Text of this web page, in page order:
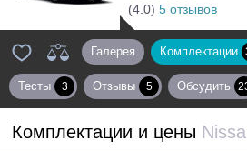
(4.0) 5 отзывов
Галерея Комплектации
Тесты 3 Отзывы 5 Обсудить
Комплектации и цены